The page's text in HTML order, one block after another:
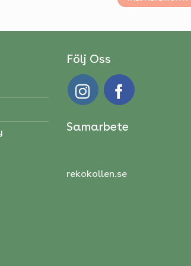
Följ Oss
Samarbete
rekokollen.se